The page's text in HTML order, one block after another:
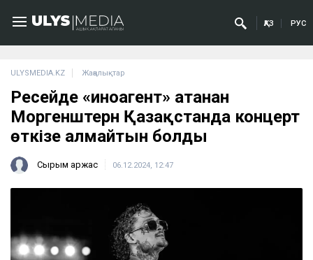
ҚАЗ РУС
ULYSMEDIA.KZ Жаңалықтар
Ресейде «иноагент» атанған
Моргенштерн Қазақстанда концерт
өткізе алмайтын болды
Сырым Қаржас 06.12.2024, 12:47